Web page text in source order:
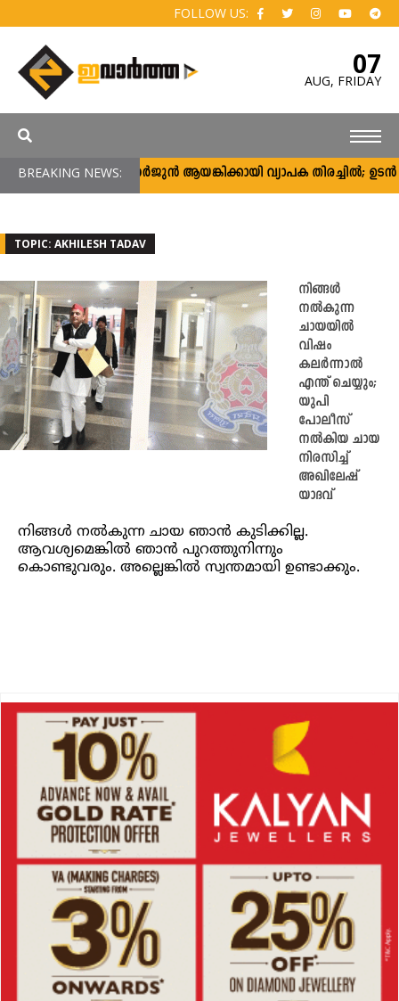
FOLLOW US:
07
AUG, FRIDAY
BREAKING NEWS:അർജുൻ ആയങ്കിക്കായി വ്യാപക തിരച്ചിൽ; ഉടൻ
TOPIC: AKHILESH TADAV
നിങ്ങള്‍
നല്‍കുന്ന
ചായയില്‍
വിഷം
കലര്‍ന്നാല്‍
എന്ത് ചെയ്യും;
യുപി
പോലീസ്
നല്‍കിയ ചായ
നിരസിച്ച്
അഖിലേഷ്
യാദവ്
നിങ്ങള്‍ നൽകുന്ന ചായ ഞാന്‍ കുടിക്കില്ല.
ആവശ്യമെങ്കിൽ ഞാന്‍ പുറത്തുനിന്നും
കൊണ്ടുവരും. അല്ലെങ്കില്‍ സ്വന്തമായി ഉണ്ടാക്കും.